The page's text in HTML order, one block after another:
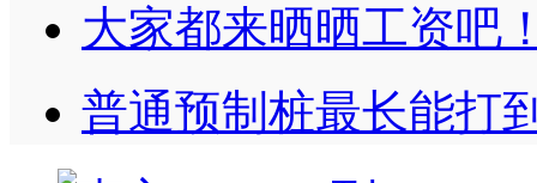
大家都来晒晒工资吧
普通预制桩最长能打